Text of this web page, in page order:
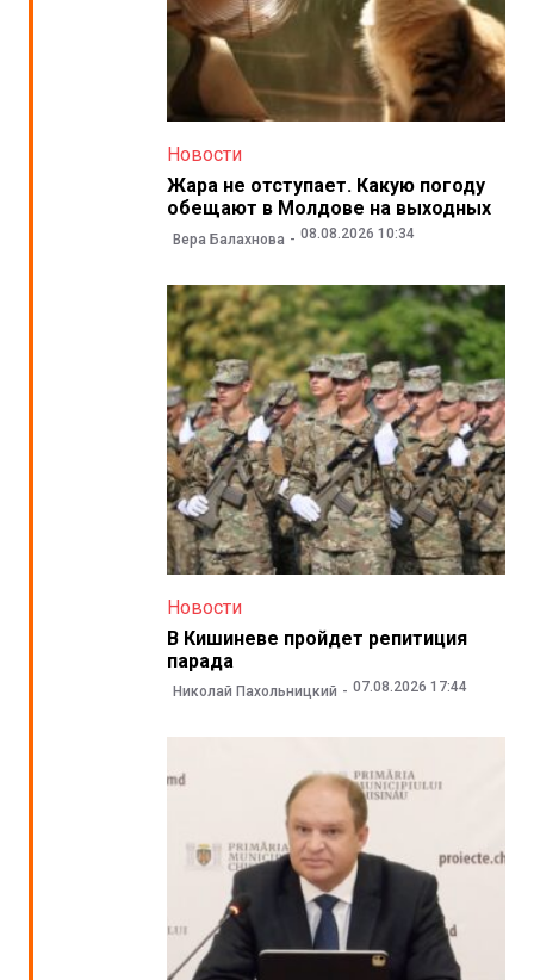
Новости
Жара не отступает. Какую погоду
обещают в Молдове на выходных
Вера Балахнова 08.08.2026 10:34
Новости
В Кишиневе пройдет репитиция
парада
Николай Пахольницкий 07.08.2026 17:44